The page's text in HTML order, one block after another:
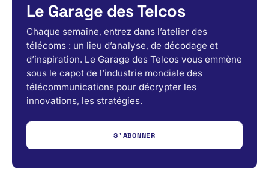
Le Garage des Telcos
Chaque semaine, entrez dans l’atelier des
télécoms : un lieu d’analyse, de décodage et
d’inspiration. Le Garage des Telcos vous emmène
sous le capot de l’industrie mondiale des
télécommunications pour décrypter les
innovations, les stratégies.
S'ABONNER